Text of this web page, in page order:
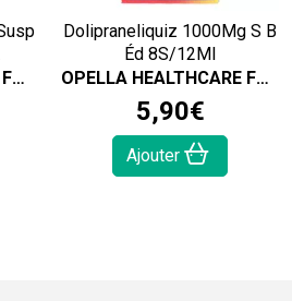
OPELLA HEALTHCARE FRANCE SAS
Dolipraneliquiz 1000Mg S B
Éd 8S/12Ml
OPELLA HEALTHCARE FRANCE SAS
5,90€
Ajouter